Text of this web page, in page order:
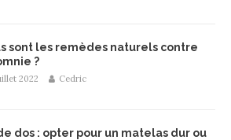
sont les remèdes naturels contre
?
2022 Cedric
dos : opter pour un matelas dur ou